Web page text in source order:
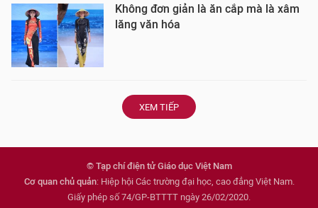
Không đơn giản là ăn cắp mà là xâm
lăng văn hóa
XEM TIẾP
© Tạp chí điện tử Giáo dục Việt Nam
Cơ quan chủ quản: Hiệp hội Các trường đại học, cao đẳng Việt Nam.
Giấy phép số 74/GP-BTTTT ngày 26/02/2020.